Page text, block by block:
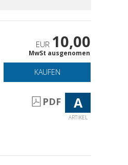
EUR 10,00
MwSt ausgenomen
KAUFEN
PDF A
ARTIKEL